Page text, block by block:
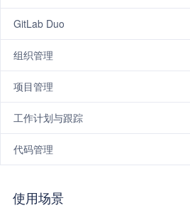
GitLab Duo
组织管理
项目管理
工作计划与跟踪
代码管理
使用场景